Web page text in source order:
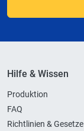
Hilfe & Wissen
Produktion
FAQ
Richtlinien & Gesetze